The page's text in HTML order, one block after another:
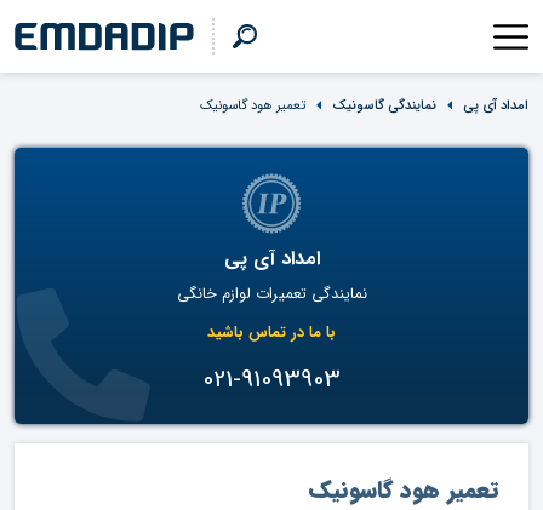
امداد آی پی نمایندگی گاسونیک تعمیر هود گاسونیک
امداد آی پی
نمایندگی تعمیرات لوازم خانگی
با ما در تماس باشید
021-91093903
تعمیر هود گاسونیک